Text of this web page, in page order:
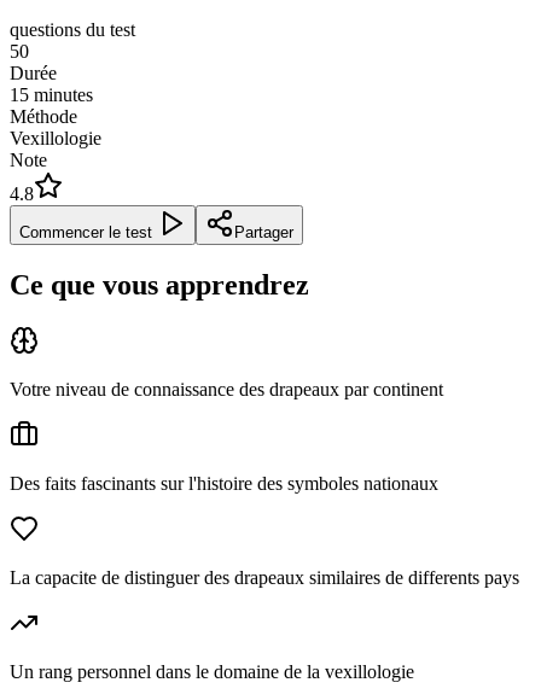
questions du test
50
Durée
15 minutes
Méthode
Vexillologie
Note
4.8
Commencer le test Partager
Ce que vous apprendrez
Votre niveau de connaissance des drapeaux par continent
Des faits fascinants sur l'histoire des symboles nationaux
La capacite de distinguer des drapeaux similaires de differents pays
Un rang personnel dans le domaine de la vexillologie